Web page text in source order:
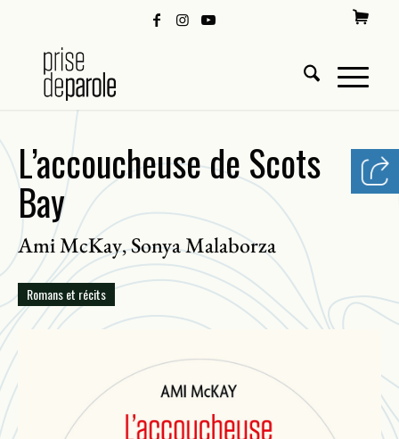
L’accoucheuse de Scots
Bay
Ami McKay,Sonya Malaborza
Romans et récits